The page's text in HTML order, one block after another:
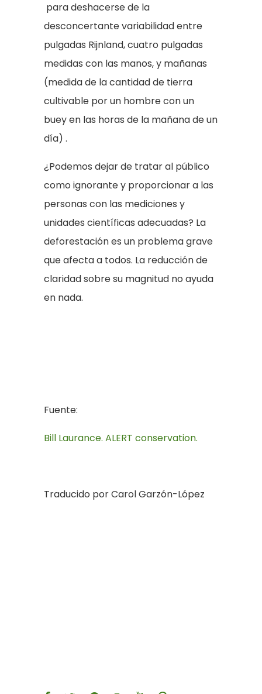
para deshacerse de la
desconcertante variabilidad entre
pulgadas Rijnland, cuatro pulgadas
medidas con las manos, y mañanas
(medida de la cantidad de tierra
cultivable por un hombre con un
buey en las horas de la mañana de un
día) .
¿Podemos dejar de tratar al público
como ignorante y proporcionar a las
personas con las mediciones y
unidades científicas adecuadas? La
deforestación es un problema grave
que afecta a todos. La reducción de
claridad sobre su magnitud no ayuda
en nada.
Fuente:
Bill Laurance. ALERT conservation.
Traducido por Carol Garzón-López